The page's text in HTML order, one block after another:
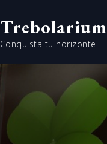
Trebolarium
Conquista tu horizonte